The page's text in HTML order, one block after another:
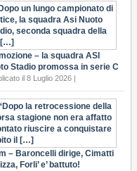
– la squadra ASI
Stadio promossa in serie C
il 8 Luglio 2026 |
– Baroncelli dirige, Cimatti
Forli’ e’ battuto!